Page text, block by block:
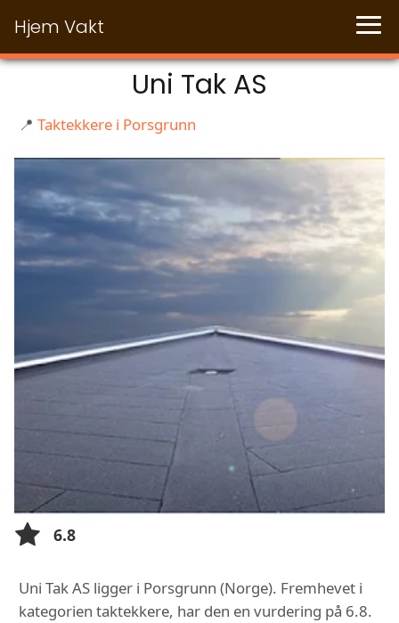
Hjem Vakt
Uni Tak AS
📍 Taktekkere i Porsgrunn
6.8
Uni Tak AS ligger i Porsgrunn (Norge). Fremhevet i
kategorien taktekkere, har den en vurdering på 6.8.